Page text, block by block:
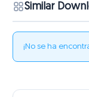
Similar
¡No se ha